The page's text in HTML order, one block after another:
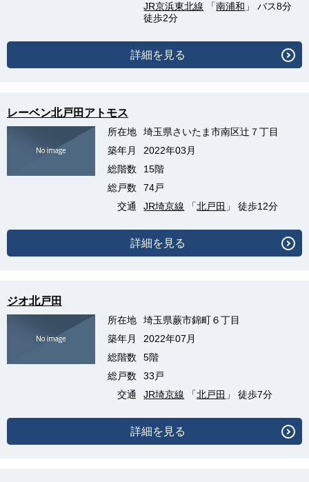
JR京浜東北線 「南浦和 」 バス8分
徒歩2分
詳細を見る
レーベン北戸田アトモス
所在地
埼玉県さいたま市南区辻７丁目
築年月
2022年03月
総階数
15階
総戸数
74戸
交通
JR埼京線 「北戸田 」 徒歩12分
詳細を見る
ジオ北戸田
所在地
埼玉県蕨市錦町６丁目
築年月
2022年07月
総階数
5階
総戸数
33戸
交通
JR埼京線 「北戸田 」 徒歩7分
詳細を見る